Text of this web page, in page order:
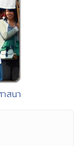
สนา